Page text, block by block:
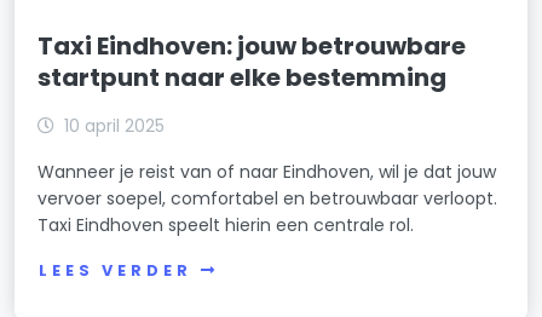
Taxi Eindhoven: jouw betrouwbare
startpunt naar elke bestemming
10 april 2025
Wanneer je reist van of naar Eindhoven, wil je dat jouw
vervoer soepel, comfortabel en betrouwbaar verloopt.
Taxi Eindhoven speelt hierin een centrale rol.
LEES VERDER